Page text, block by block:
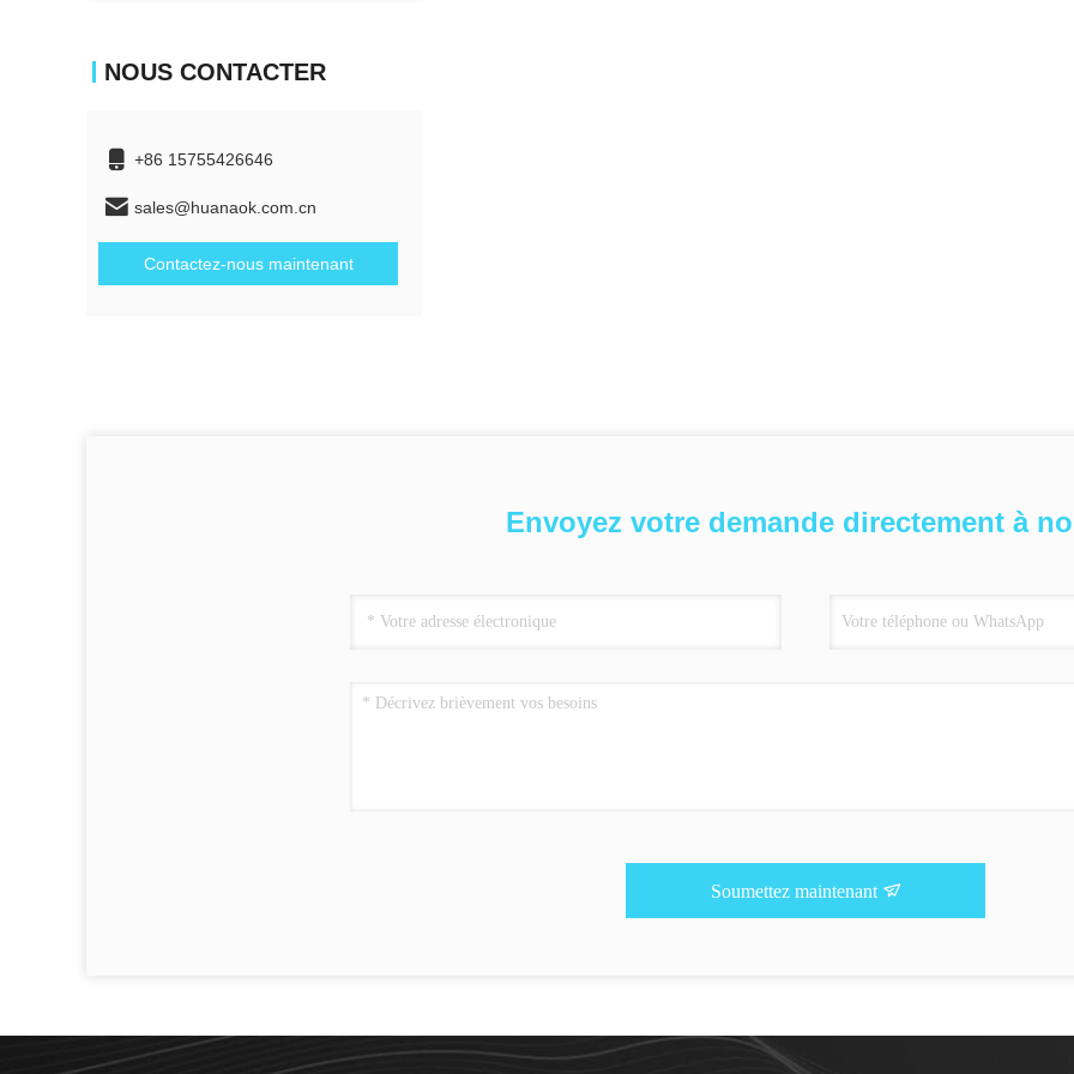
NOUS CONTACTER
+86 15755426646
sales@huanaok.com.cn
Contactez-nous maintenant
Envoyez votre demande directement à
Soumettez maintenant